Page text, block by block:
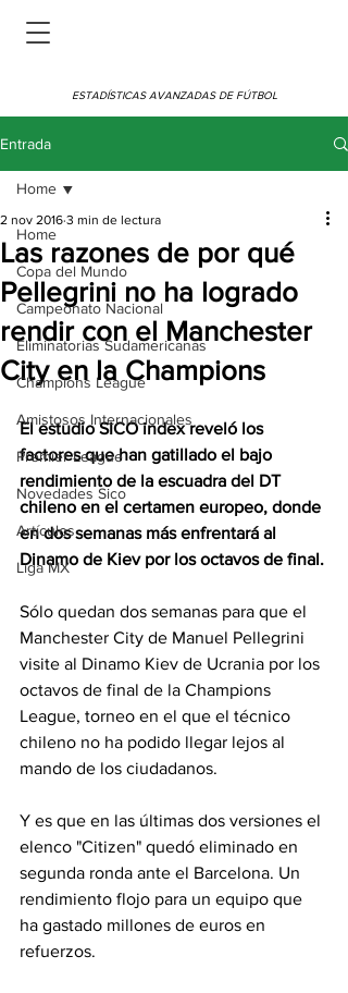
ESTADÍSTICAS AVANZADAS DE FÚTBOL
Entrada
Home
Copa del Mundo
Campeonato Nacional
Eliminatorias Sudamericanas
Champions League
Amistosos Internacionales
Premier League
Novedades Sico
Artículos
Liga MX
Home
Las razones de por qué
Pellegrini no ha logrado
rendir con el Manchester
City en la Champions
2 nov 2016 3 min de lectura
El estudio SICO index reveló los
factores que han gatillado el bajo
rendimiento de la escuadra del DT
chileno en el certamen europeo, donde
en dos semanas más enfrentará al
Dinamo de Kiev por los octavos de final.
Sólo quedan dos semanas para que el
Manchester City de Manuel Pellegrini
visite al Dinamo Kiev de Ucrania por los
octavos de final de la Champions
League, torneo en el que el técnico
chileno no ha podido llegar lejos al
mando de los ciudadanos.
Y es que en las últimas dos versiones el
elenco "Citizen" quedó eliminado en
segunda ronda ante el Barcelona. Un
rendimiento flojo para un equipo que
ha gastado millones de euros en
refuerzos.